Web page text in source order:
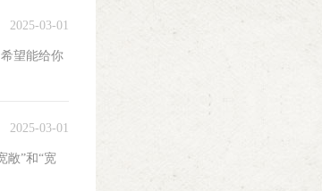
2025-03-01
望能给你
2025-03-01
敞”和“宽